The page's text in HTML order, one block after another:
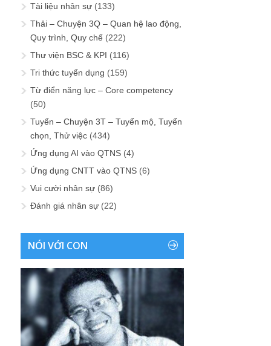
Tài liệu nhân sự (133)
Thải – Chuyện 3Q – Quan hệ lao động,
Quy trình, Quy chế (222)
Thư viện BSC & KPI (116)
Tri thức tuyển dụng (159)
Từ điển năng lực – Core competency
(50)
Tuyển – Chuyện 3T – Tuyển mộ, Tuyển
chọn, Thử việc (434)
Ứng dụng AI vào QTNS (4)
Ứng dụng CNTT vào QTNS (6)
Vui cười nhân sự (86)
Đánh giá nhân sự (22)
NÓI VỚI CON